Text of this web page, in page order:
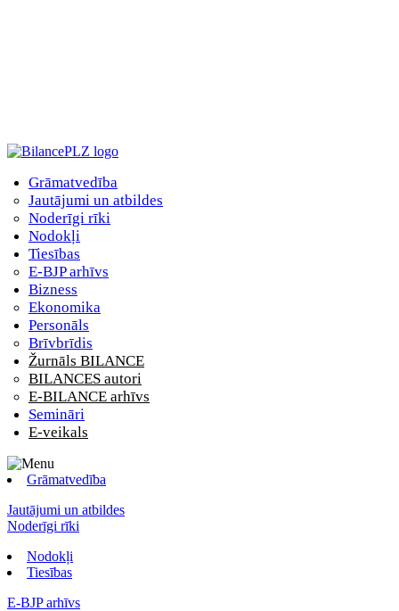
Grāmatvedība
Jautājumi un atbildes
Noderīgi rīki
Nodokļi
Tiesības
E-BJP arhīvs
Bizness
Ekonomika
Personāls
Brīvbrīdis
Žurnāls BILANCE
BILANCES autori
E-BILANCE arhīvs
Semināri
E-veikals
Grāmatvedība
Jautājumi un atbildes
Noderīgi rīki
Nodokļi
Tiesības
E-BJP arhīvs